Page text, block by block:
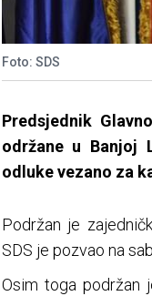
Foto: SDS
Predsjednik
održane u Banjoj
odluke vezano za
Podržan je
SDS je pozvao na
Osim toga podržan